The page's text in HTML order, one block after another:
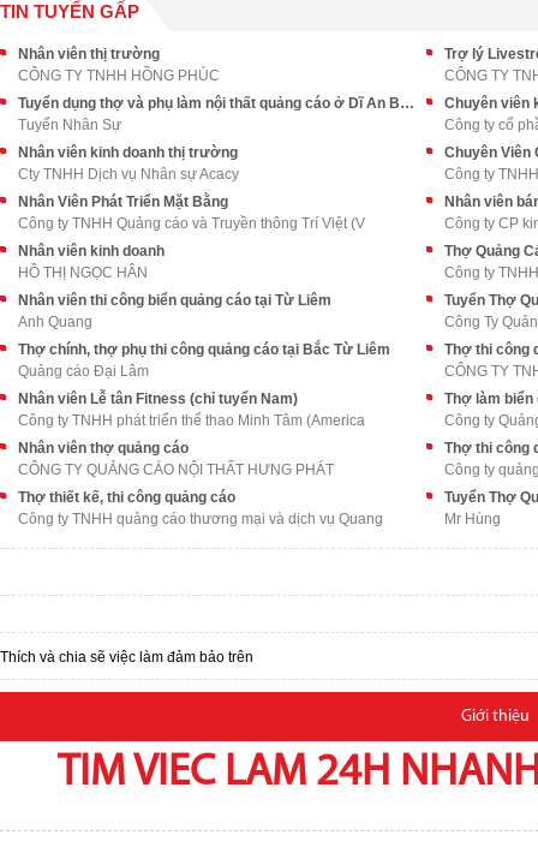
TIN TUYỂN GẤP
Nhân viên thị trường
CÔNG TY TNHH HỒNG PHÚC
Trợ lý
CÔNG TY
Tuyển dụng thợ và phụ làm nội thất quảng cáo ở Dĩ An Bình Dương
Tuyển Nhân Sự
Chuyên viên
Công ty cổ
Nhân viên kinh doanh thị trường
Cty TNHH Dịch vụ Nhân sự Acacy
Công ty
Nhân Viên Phát Triển Mặt Bằng
Công ty TNHH Quảng cáo và Truyền thông Trí Việt (V
Nhân viên
Công ty CP
Nhân viên kinh doanh
HỒ THỊ NGỌC HÂN
Thợ Quảng
Công ty
Nhân viên thi công biển quảng cáo tại Từ Liêm
Anh Quang
Tuyển Thợ
Công Ty
Thợ chính, thợ phụ thi công quảng cáo tại Bắc Từ Liêm
Quảng cáo Đại Lâm
Thợ thi công
Nhân viên Lễ tân Fitness (chỉ tuyển Nam)
Công ty TNHH phát triển thể thao Minh Tâm (America
Công ty
Nhân viên thợ quảng cáo
CÔNG TY QUẢNG CÁO NỘI THẤT HƯNG PHÁT
Thợ thi công
Công ty
Thợ thiết kế, thi công quảng cáo
Công ty TNHH quảng cáo thương mại và dịch vụ Quang
Tuyển Thợ
Mr Hùng
Thích và chia sẽ việc làm đảm bảo trên
Giới thiệu
TIM VIEC LAM 24H